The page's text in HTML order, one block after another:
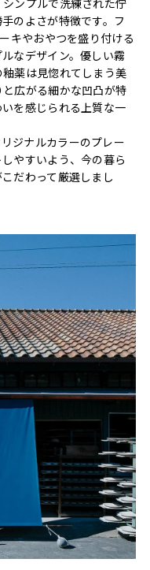
のよさが特徴です。フ
キやおやつを盛り付ける
なデザイン。優しい霧
薬は見惚れてしまう美
広がる細かな凹凸が特
を感じられる上質な一
ジナルカラーのプレー
やすいよう、今の暮ら
だわって厳選しまし